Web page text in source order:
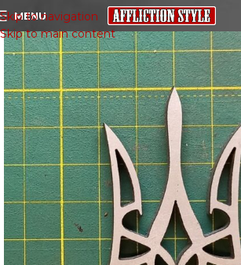
Skip to navigation
Skip to main content
MENU